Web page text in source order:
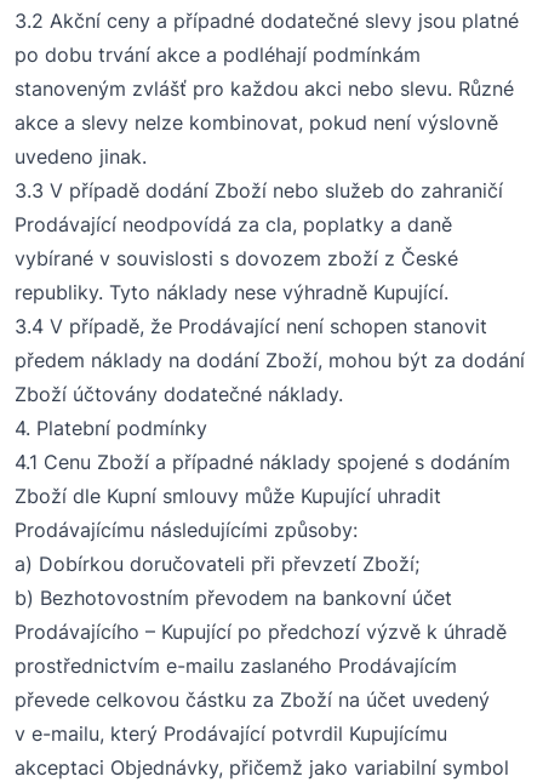
3.2 Akční ceny a případné dodatečné slevy jsou platné
po dobu trvání akce a podléhají podmínkám
stanoveným zvlášť pro každou akci nebo slevu. Různé
akce a slevy nelze kombinovat, pokud není výslovně
uvedeno jinak.
3.3 V případě dodání Zboží nebo služeb do zahraničí
Prodávající neodpovídá za cla, poplatky a daně
vybírané v souvislosti s dovozem zboží z České
republiky. Tyto náklady nese výhradně Kupující.
3.4 V případě, že Prodávající není schopen stanovit
předem náklady na dodání Zboží, mohou být za dodání
Zboží účtovány dodatečné náklady.
4. Platební podmínky
4.1 Cenu Zboží a případné náklady spojené s dodáním
Zboží dle Kupní smlouvy může Kupující uhradit
Prodávajícímu následujícími způsoby:
a) Dobírkou doručovateli při převzetí Zboží;
b) Bezhotovostním převodem na bankovní účet
Prodávajícího – Kupující po předchozí výzvě k úhradě
prostřednictvím e-mailu zaslaného Prodávajícím
převede celkovou částku za Zboží na účet uvedený
v e-mailu, který Prodávající potvrdil Kupujícímu
akceptaci Objednávky, přičemž jako variabilní symbol